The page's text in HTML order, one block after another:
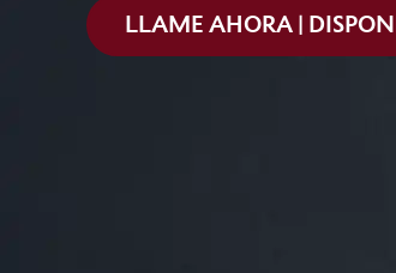
LLAME AHORA |